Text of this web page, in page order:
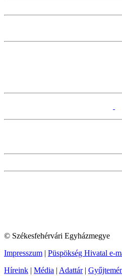
© Székesfehérvári Egyházmegye
Impresszum | Püspökség Hivatal e-
Híreink | Média | Adattár|